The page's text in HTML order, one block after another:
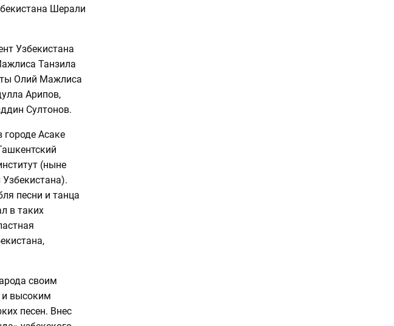
Шерали
Узбекистана
Танзила
Олий Мажлиса
Арипов,
Султонов.
Асаке
(ныне
Узбекистана).
песни и танца
в таких
своим
высоким
песен. Внес